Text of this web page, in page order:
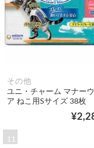
その他
ユニ・チャーム マナー
ア ねこ用Sサイズ 38枚
11